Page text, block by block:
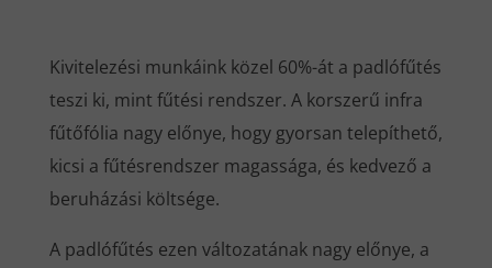
Kivitelezési munkáink közel 60%-át a padlófűtés
teszi ki, mint fűtési rendszer. A korszerű infra
fűtőfólia nagy előnye, hogy gyorsan telepíthető,
kicsi a fűtésrendszer magassága, és kedvező a
beruházási költsége.
A padlófűtés ezen változatának nagy előnye, a